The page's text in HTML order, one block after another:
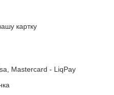
картку
Mastercard - LiqPay